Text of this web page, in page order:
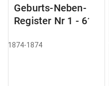
Geburts-Neben-
Register Nr 1 - 61
1874-1874